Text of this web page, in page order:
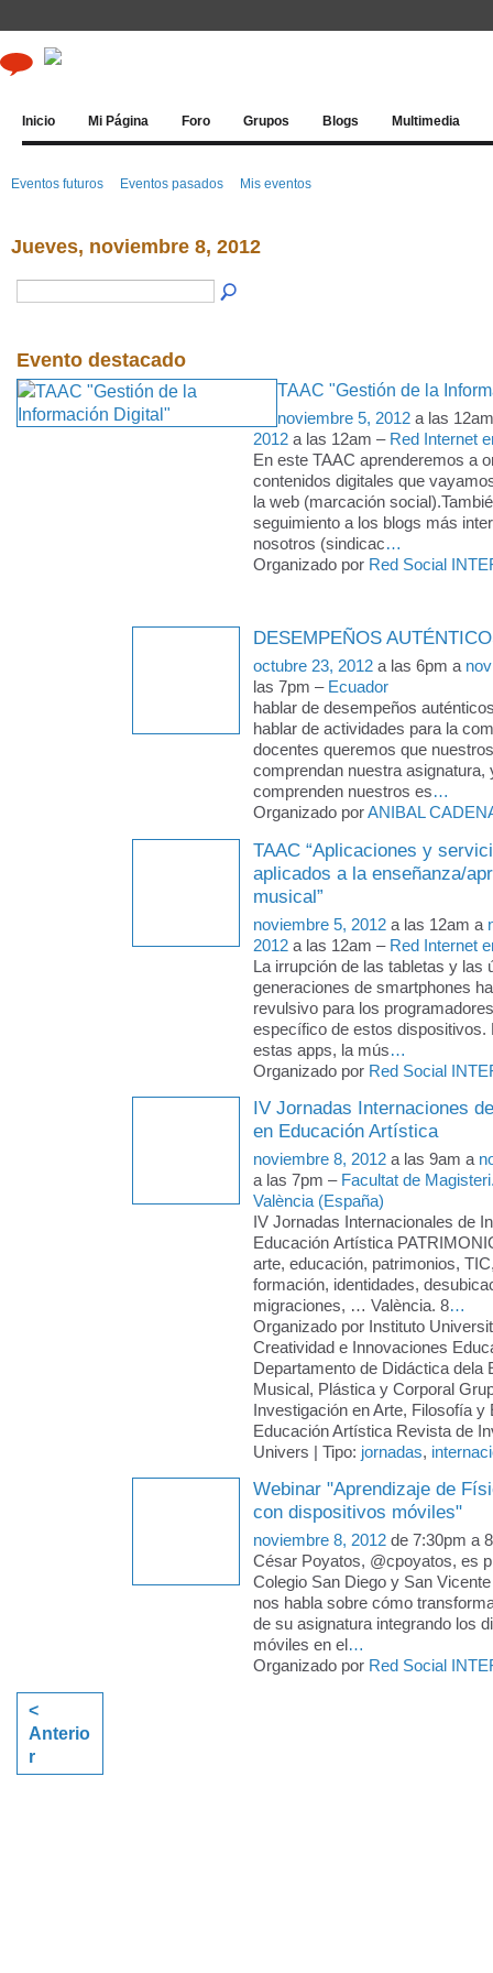
Inicio Mi Página Foro Grupos Blogs Multimedia
Eventos futuros Eventos pasados Mis eventos
Jueves, noviembre 8, 2012
Evento destacado
TAAC "Gestión de la
noviembre 5, 2012 a las
2012 a las 12am – Red Internet
En este TAAC aprenderemos a
contenidos digitales que
la web (marcación
seguimiento a los blogs más
nosotros (sindicac…
Organizado por Red Social
DESEMPEÑOS
octubre 23, 2012 a las 6pm a
las 7pm – Ecuador
hablar de desempeños
hablar de actividades para la
docentes queremos que
comprendan nuestra asignatura,
comprenden nuestros es…
Organizado porANIBAL
TAAC “Aplicaciones y
aplicados a la enseñanza/
musical”
noviembre 5, 2012 a las 12am a
2012 a las 12am – Red Internet
La irrupción de las tabletas y las
generaciones de smartphones
revulsivo para los
específico de estos dispositivos.
estas apps, la mús…
Organizado por Red Social
IV Jornadas Internaciones
en Educación Artística
noviembre 8, 2012 a las 9am a
a las 7pm – Facultat de
València (España)
IV Jornadas Internacionales de
Educación Artística
arte, educación, patrimonios,
formación, identidades,
migraciones, … València. 8…
Organizado por Instituto
Creatividad e Innovaciones
Departamento de Didáctica dela
Musical, Plástica y Corporal
Investigación en Arte, Filosofía y
Educación Artística Revista de
Univers | Tipo: jornadas,
Webinar "Aprendizaje de
con dispositivos móviles"
noviembre 8, 2012 de 7:30pm a
César Poyatos, @cpoyatos, es
Colegio San Diego y San
nos habla sobre cómo
de su asignatura integrando los
móviles en el…
Organizado por Red Social
<
Anterio
r